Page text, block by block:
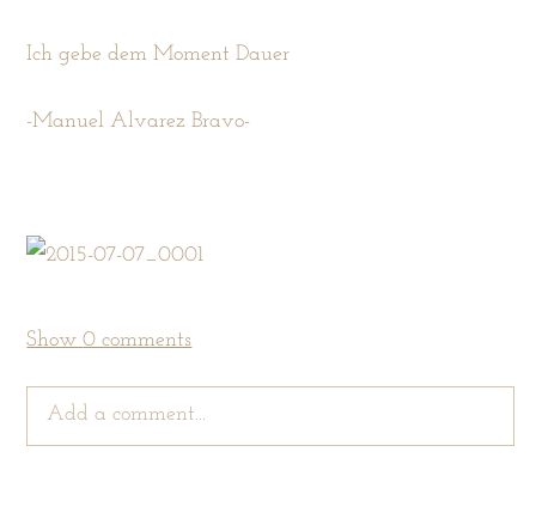
Ich gebe dem Moment Dauer
-Manuel Alvarez Bravo-
Show0 comments
Add a comment...